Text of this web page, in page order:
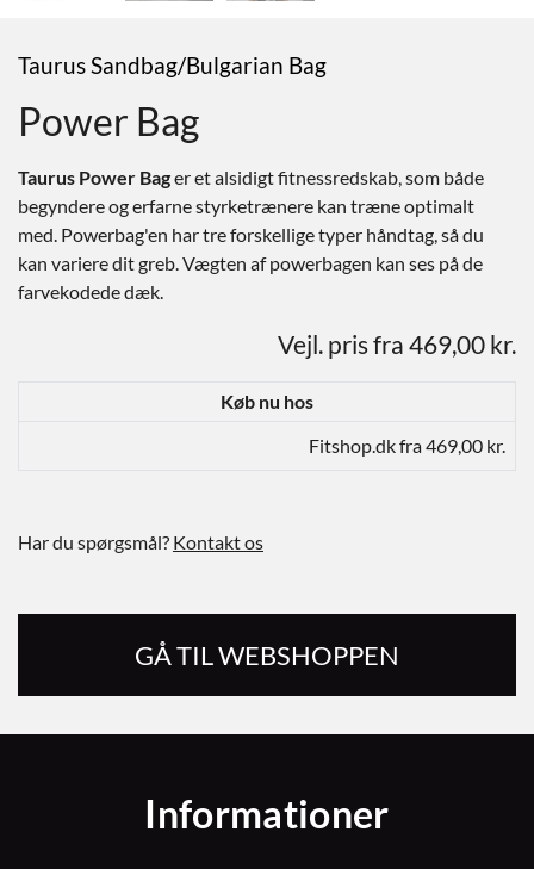
Taurus Sandbag/Bulgarian Bag
Power Bag
Taurus Power Bager et alsidigt fitnessredskab, som både
begyndere og erfarne styrketrænere kan træne optimalt
med. Powerbag'en har tre forskellige typer håndtag, så du
kan variere dit greb. Vægten af ​​powerbagen kan ses på de
farvekodede dæk.
Vejl. pris fra 469,00 kr.
Køb nu hos
Fitshop.dk fra 469,00 kr.
Har du spørgsmål? Kontakt os
GÅ TIL WEBSHOPPEN
Informationer